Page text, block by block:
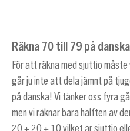
Räkna 70 till 79 på danska
För att räkna med sjuttio
går ju inte att dela jämnt på
på danska! Vi tänker oss fyra
men vi räknar bara hälften av
20 + 20 + 10 vilket är sjuttio